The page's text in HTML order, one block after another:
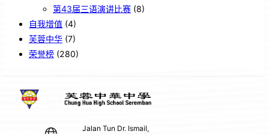
第43届三语演讲比赛 (8)
自我增值 (4)
芙蓉中华 (7)
荣誉榜 (280)
Jalan Tun Dr. Ismail,